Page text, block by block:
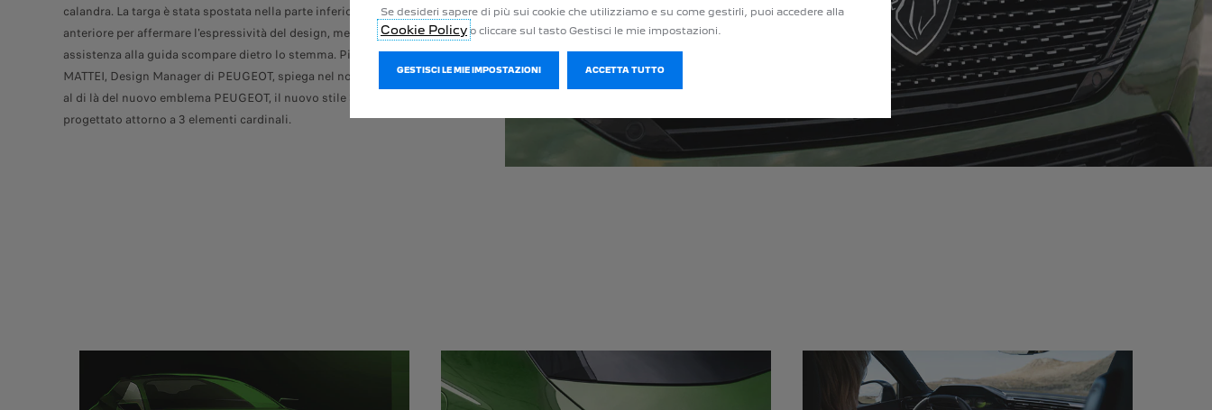
calandra. La targa è stata spostata nella parte inferiore del paraurti
anteriore per affermare l'espressività del design, mentre il radar di
assistenza alla guida scompare dietro lo stemma. Pierre-Paul
MATTEI, Design Manager di PEUGEOT, spiega nel nostro video che,
al di là del nuovo emblema PEUGEOT, il nuovo stile 308 è stato
progettato attorno a 3 elementi cardinali.
Se desideri sapere di più sui cookie che utilizziamo e su come gestirli, puoi accedere alla
Cookie Policy o cliccare sul tasto Gestisci le mie impostazioni.
GESTISCI LE MIE IMPOSTAZIONI ACCETTA TUTTO